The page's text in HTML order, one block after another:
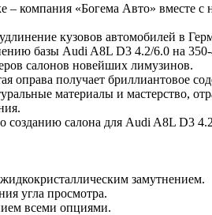
компания «Богема Авто» вместе
кузовов автомобилей в
базы Audi A8L D3 4.2/6.0 на
салонов новейших лимузинов.
оправа получает бриллиантовое
материалы и мастерство,
салона для Audi A8L D3
замутнением.
угла просмотра.
всеми опциями.